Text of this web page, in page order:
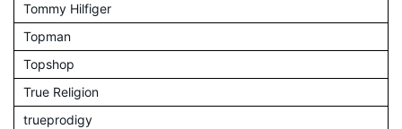
Tommy Hilfiger
Topman
Topshop
True Religion
trueprodigy